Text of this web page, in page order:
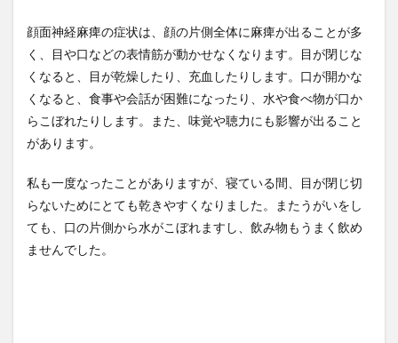
顔面神経麻痺の症状は、顔の片側全体に麻痺が出ることが多
く、目や口などの表情筋が動かせなくなります。目が閉じな
くなると、目が乾燥したり、充血したりします。口が開かな
くなると、食事や会話が困難になったり、水や食べ物が口か
らこぼれたりします。また、味覚や聴力にも影響が出ること
があります。
私も一度なったことがありますが、寝ている間、目が閉じ切
らないためにとても乾きやすくなりました。またうがいをし
ても、口の片側から水がこぼれますし、飲み物もうまく飲め
ませんでした。